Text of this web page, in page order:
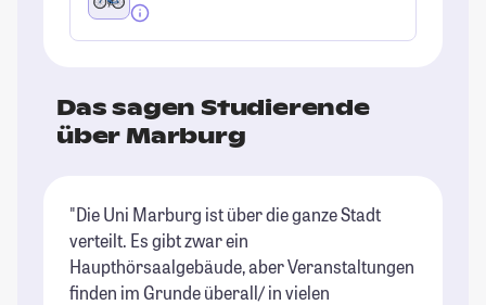
Das sagen Studierende
über Marburg
"Die Uni Marburg ist über die ganze Stadt
verteilt. Es gibt zwar ein
Haupthörsaalgebäude, aber Veranstaltungen
finden im Grunde überall/ in vielen